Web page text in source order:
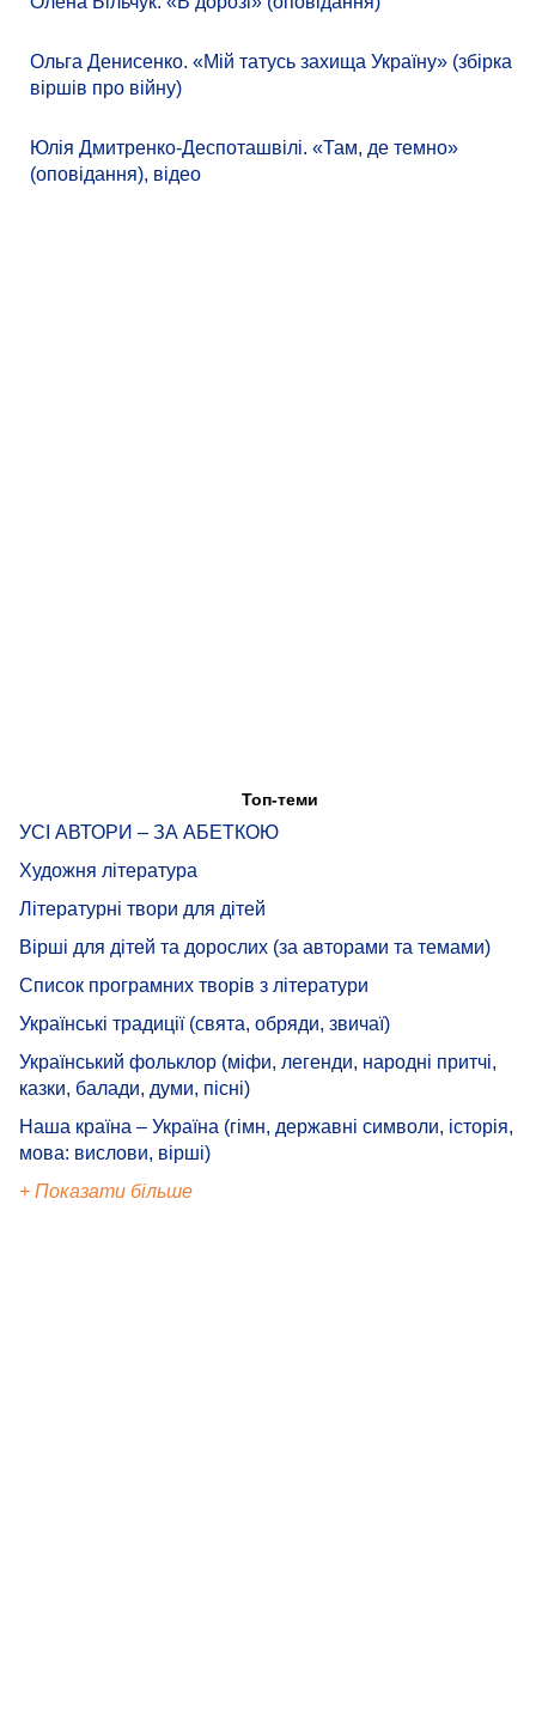
Ольга Денисенко. «Мій татусь захища Україну» (збірка
віршів про війну)
Юлія Дмитренко-Деспоташвілі. «Там, де темно»
(оповідання), відео
Топ-теми
УСІ АВТОРИ – ЗА АБЕТКОЮ
Художня література
Літературні твори для дітей
Вірші для дітей та дорослих (за авторами та темами)
Список програмних творів з літератури
Українські традиції (свята, обряди, звичаї)
Український фольклор (міфи, легенди, народні притчі,
казки, балади, думи, пісні)
Наша країна – Україна (гімн, державні символи, історія,
мова: вислови, вірші)
+ Показати більше